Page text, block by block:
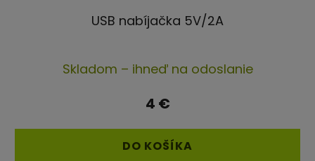
USB nabíjačka 5V/2A
hodnotenie
produktu
4,5
Skladom – ihneď na odoslanie
4 €
DO KOŠÍKA